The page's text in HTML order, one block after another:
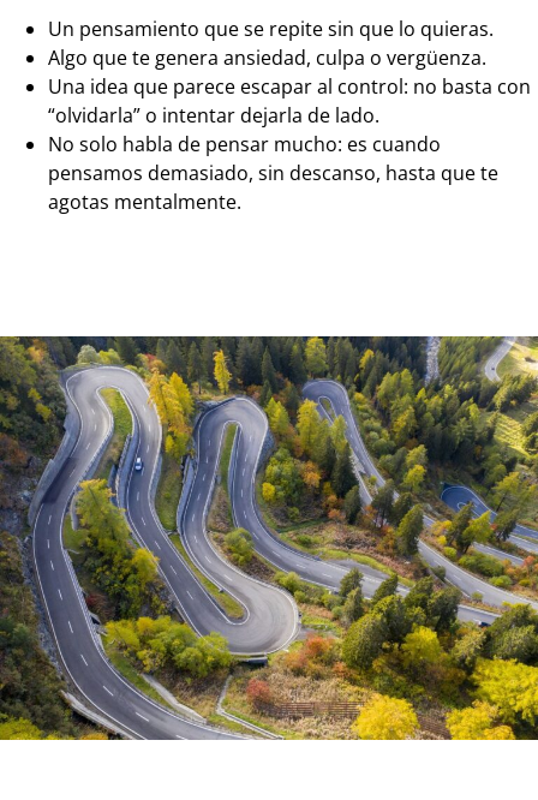
Un pensamiento que se repite sin que lo quieras.
Algo que te genera ansiedad, culpa o vergüenza.
Una idea que parece escapar al control: no basta con
“olvidarla” o intentar dejarla de lado.
No solo habla de pensar mucho: es cuando
pensamos demasiado, sin descanso, hasta que te
agotas mentalmente.